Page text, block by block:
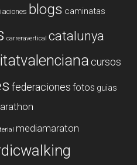
blogs caminatas
carreravertical catalunya
cursos
federaciones fotos guias
mediamaraton